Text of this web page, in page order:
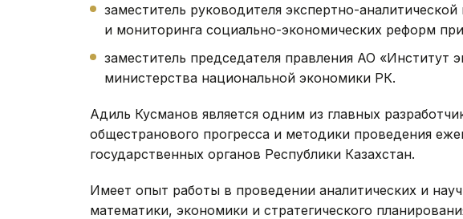
заместитель руководителя экспертно-
и мониторинга социально-экономических реформ
заместитель председателя правления АО «Институт
министерства национальной экономики РК.
Адиль Кусманов является одним из главных
общестранового прогресса и методики проведения
государственных органов Республики Казахстан.
Имеет опыт работы в проведении аналитических и
математики, экономики и стратегического